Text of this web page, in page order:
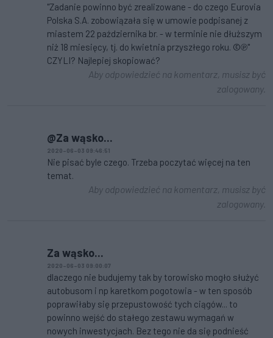
"Zadanie powinno być zrealizowane - do czego Eurovia
Polska S.A. zobowiązała się w umowie podpisanej z
miastem 22 października br. - w terminie nie dłuższym
niż 18 miesięcy, tj. do kwietnia przyszłego roku. ©℗"
CZYLI? Najlepiej skopiować?
Aby odpowiedzieć na komentarz, musisz być
zalogowany.
@Za wąsko...
2020-06-03 09:46:51
Nie pisać byle czego. Trzeba poczytać więcej na ten
temat.
Aby odpowiedzieć na komentarz, musisz być
zalogowany.
Za wąsko...
2020-06-03 09:00:07
dlaczego nie budujemy tak by torowisko mogło służyć
autobusom i np karetkom pogotowia - w ten sposób
poprawiłaby się przepustowość tych ciągów... to
powinno wejść do stałego zestawu wymagań w
nowych inwestycjach. Bez tego nie da się podnieść